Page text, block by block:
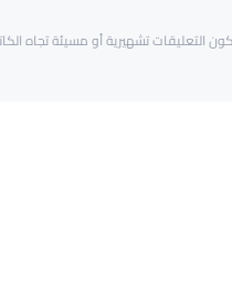
التعليقات تشهيرية أو مسيئة تجاه